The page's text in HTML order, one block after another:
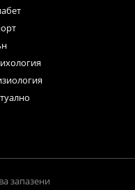
запазени